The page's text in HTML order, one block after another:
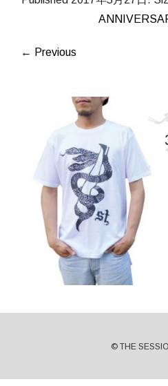
← Previous
© THE